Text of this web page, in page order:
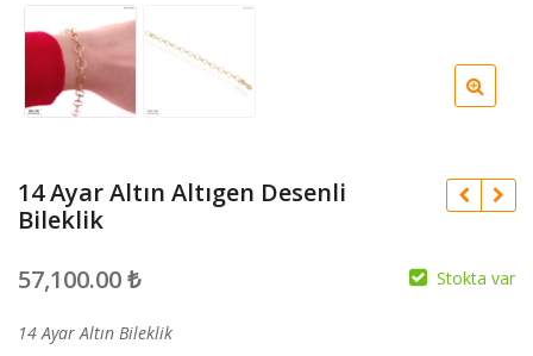
14 Ayar Altın Altıgen Desenli
Bileklik
57,100.00₺ Stokta var
14 Ayar Altın Bileklik